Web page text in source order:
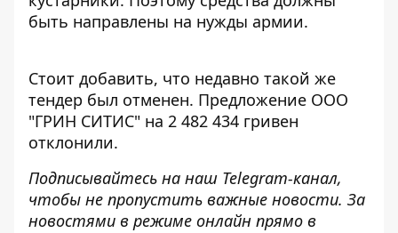
быть направлены на нужды армии.
Стоит добавить, что недавно такой же
тендер был отменен. Предложение ООО
"ГРИН СИТИС" на 2 482 434 гривен
отклонили.
Подписывайтесь на наш Telegram-канал,
чтобы не пропустить важные новости. За
новостями в режиме онлайн прямо в